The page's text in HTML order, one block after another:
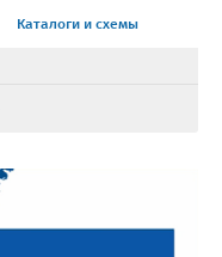
Каталоги и схемы